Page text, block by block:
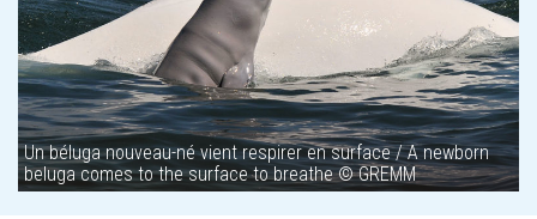
Un béluga nouveau-né vient respirer en surface / A newborn
beluga comes to the surface to breathe © GREMM